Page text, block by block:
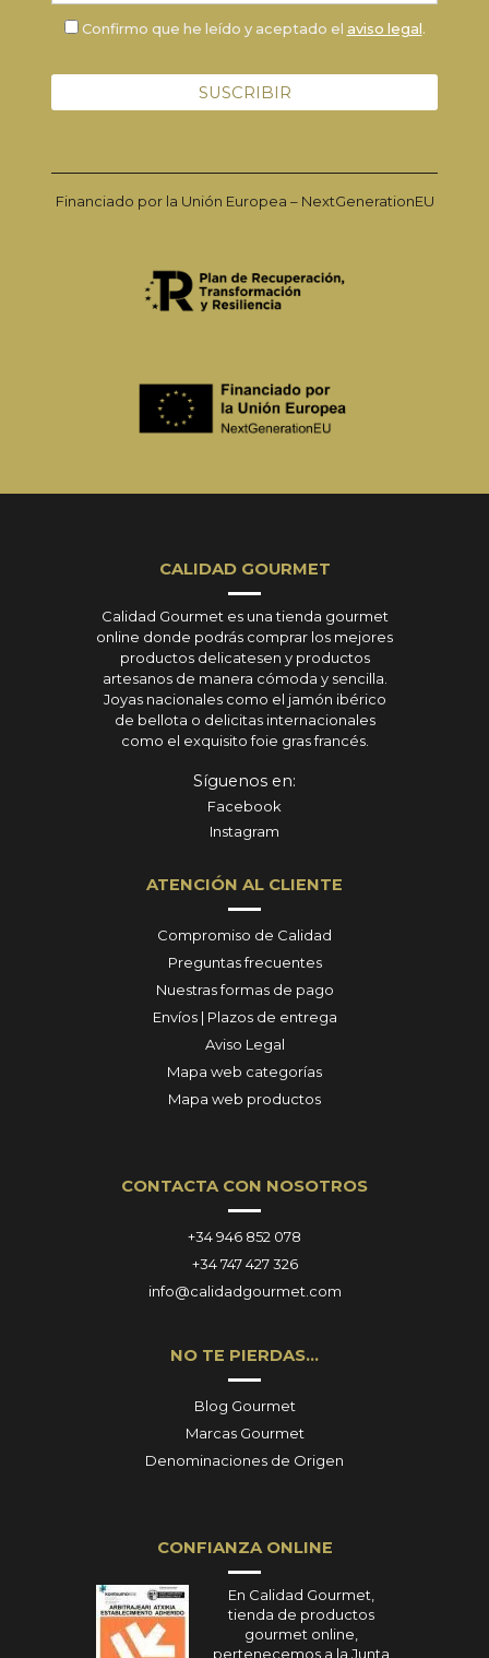
Confirmo que he leído y aceptado el aviso legal.
Financiado por la Unión Europea – NextGenerationEU
CALIDAD GOURMET
Calidad Gourmet es una tienda gourmet
online donde podrás comprar los mejores
productos delicatesen y productos
artesanos de manera cómoda y sencilla.
Joyas nacionales como el jamón ibérico
de bellota o delicitas internacionales
como el exquisito foie gras francés.
Síguenos en:
Facebook
Instagram
ATENCIÓN AL CLIENTE
Compromiso de Calidad
Preguntas frecuentes
Nuestras formas de pago
Envíos | Plazos de entrega
Aviso Legal
Mapa web categorías
Mapa web productos
CONTACTA CON NOSOTROS
+34 946 852 078
+34 747 427 326
info@calidadgourmet.com
NO TE PIERDAS…
Blog Gourmet
Marcas Gourmet
Denominaciones de Origen
CONFIANZA ONLINE
En Calidad Gourmet,
tienda de productos
gourmet online,
pertenecemos a la Junta